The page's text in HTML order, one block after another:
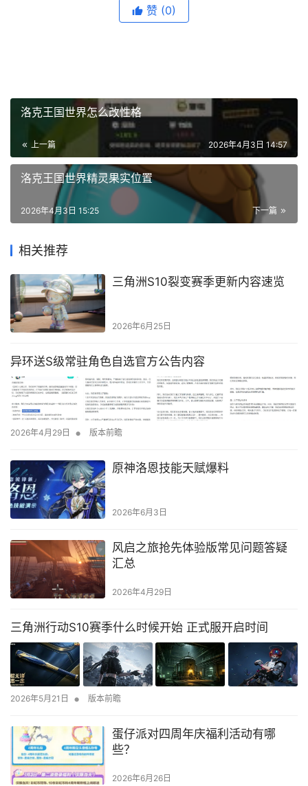
赞 (0)
洛克王国世界怎么改性格
上一篇 2026年4月3日 14:57
洛克王国世界精灵果实位置
下一篇
2026年4月3日 15:25
相关推荐
三角洲S10裂变赛季更新内容速览
2026年6月25日
异环送S级常驻角色自选官方公告内容
2026年4月29日 • 版本前瞻
原神洛恩技能天赋爆料
2026年6月3日
风启之旅抢先体验版常见问题答疑
汇总
2026年4月29日
三角洲行动S10赛季什么时候开始 正式服开启时间
2026年5月21日 • 版本前瞻
蛋仔派对四周年庆福利活动有哪
些？
2026年6月26日